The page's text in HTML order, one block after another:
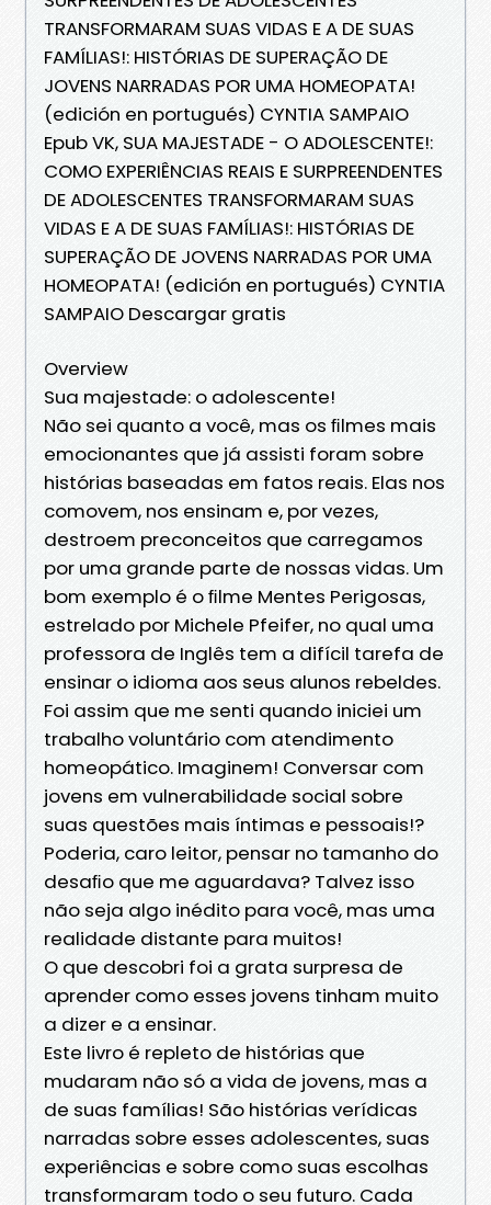
TRANSFORMARAM SUAS VIDAS E A DE SUAS
FAMÍLIAS!: HISTÓRIAS DE SUPERAÇÃO DE
JOVENS NARRADAS POR UMA HOMEOPATA!
(edición en portugués) CYNTIA SAMPAIO
Epub VK, SUA MAJESTADE - O ADOLESCENTE!:
COMO EXPERIÊNCIAS REAIS E SURPREENDENTES
DE ADOLESCENTES TRANSFORMARAM SUAS
VIDAS E A DE SUAS FAMÍLIAS!: HISTÓRIAS DE
SUPERAÇÃO DE JOVENS NARRADAS POR UMA
HOMEOPATA! (edición en portugués) CYNTIA
SAMPAIO Descargar gratis
Overview
Sua majestade: o adolescente!
Não sei quanto a você, mas os ﬁlmes mais
emocionantes que já assisti foram sobre
histórias baseadas em fatos reais. Elas nos
comovem, nos ensinam e, por vezes,
destroem preconceitos que carregamos
por uma grande parte de nossas vidas. Um
bom exemplo é o ﬁlme Mentes Perigosas,
estrelado por Michele Pfeifer, no qual uma
professora de Inglês tem a difícil tarefa de
ensinar o idioma aos seus alunos rebeldes.
Foi assim que me senti quando iniciei um
trabalho voluntário com atendimento
homeopático. Imaginem! Conversar com
jovens em vulnerabilidade social sobre
suas questões mais íntimas e pessoais!?
Poderia, caro leitor, pensar no tamanho do
desaﬁo que me aguardava? Talvez isso
não seja algo inédito para você, mas uma
realidade distante para muitos!
O que descobri foi a grata surpresa de
aprender como esses jovens tinham muito
a dizer e a ensinar.
Este livro é repleto de histórias que
mudaram não só a vida de jovens, mas a
de suas famílias! São histórias verídicas
narradas sobre esses adolescentes, suas
experiências e sobre como suas escolhas
transformaram todo o seu futuro. Cada